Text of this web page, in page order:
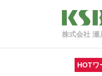
株式会社 瀬
HOTワ